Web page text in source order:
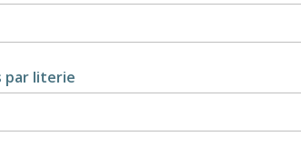
par literie